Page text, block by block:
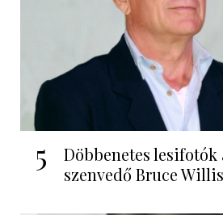
5
Döbbenetes
szenvedő Bruce